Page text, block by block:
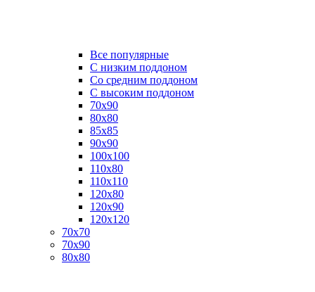
Все популярные
C низким поддоном
Со средним поддоном
С высоким поддоном
70х90
80х80
85х85
90х90
100х100
110х80
110х110
120х80
120х90
120х120
70х70
70х90
80х80